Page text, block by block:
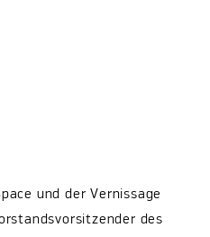
und der Vernissage
des